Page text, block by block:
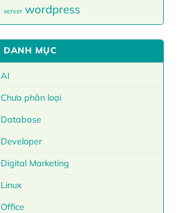
server wordpress
DANH MỤC
AI
Chưa phân loại
Database
Developer
Digital Marketing
Linux
Office